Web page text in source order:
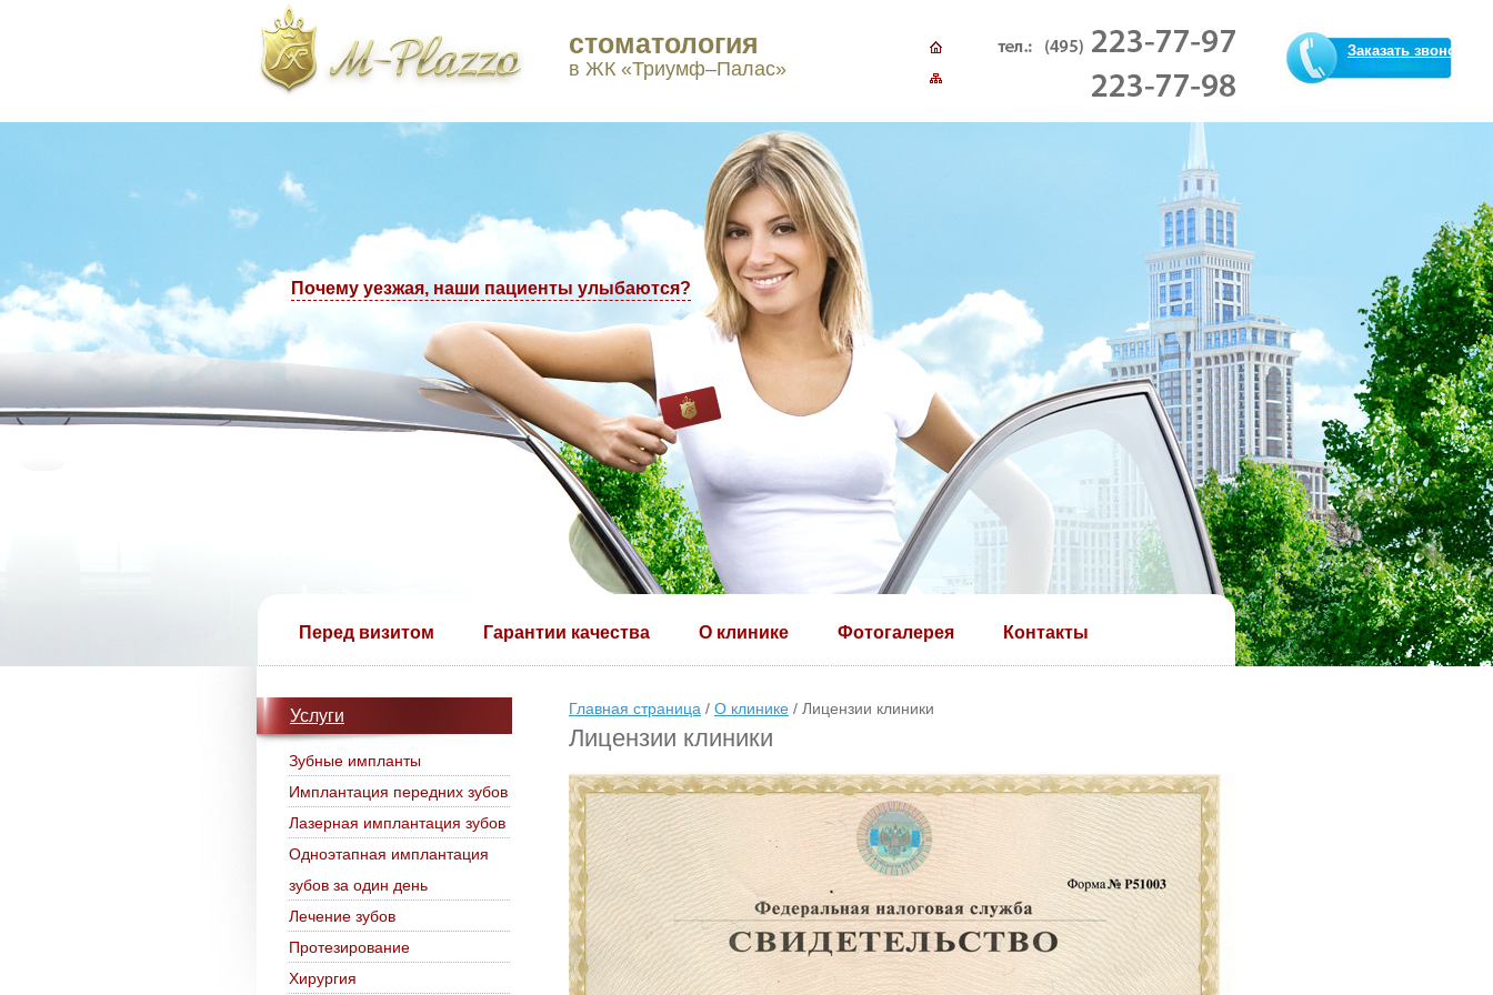
стоматология
в ЖК «Триумф–Палас»
клиника. Телефоны в Москве: +7(495) 223-77-97, +7(495) 223-77-98
Заказать звонок
Почему уезжая, наши пациенты улыбаются?
Перед визитом Гарантии качества О клинике Фотогалерея Контакты
Главная страница / О клинике / Лицензии клиники
Лицензии клиники
Услуги
Зубные импланты
Имплантация передних зубов
Лазерная имплантация зубов
Одноэтапная имплантация
зубов за один день
Лечение зубов
Протезирование
Хирургия